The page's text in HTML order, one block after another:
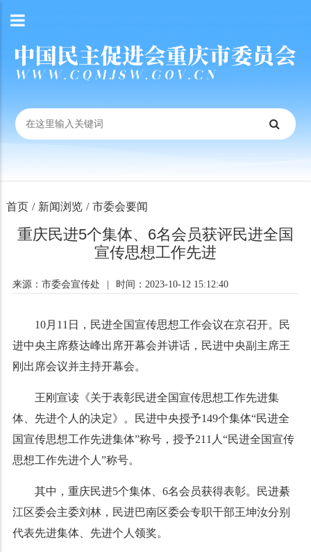
首页 / 新闻浏览 / 市委会要闻
重庆民进5个集体、6名会员获评民进全国
宣传思想工作先进
来源：市委会宣传处 时间：2023-10-12 15:12:40
10月11日，民进全国宣传思想工作会议在京召开。民
进中央主席蔡达峰出席开幕会并讲话，民进中央副主席王
刚出席会议并主持开幕会。
王刚宣读《关于表彰民进全国宣传思想工作先进集
体、先进个人的决定》。民进中央授予149个集体“民进全
国宣传思想工作先进集体”称号，授予211人“民进全国宣传
思想工作先进个人”称号。
其中，重庆民进5个集体、6名会员获得表彰。民进綦
江区委会主委刘林，民进巴南区委会专职干部王坤汝分别
代表先进集体、先进个人领奖。